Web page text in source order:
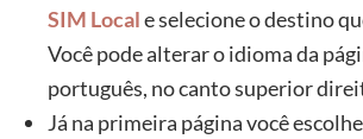
SIM Locale selecione o destino
Você pode alterar o idioma da
português, no canto superior
Já na primeira página você